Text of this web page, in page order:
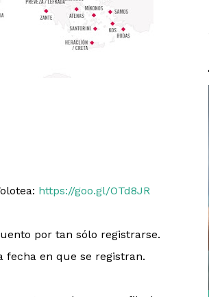
https://goo.gl/OTd8JR
por tan sólo registrarse.
fecha en que se registran.